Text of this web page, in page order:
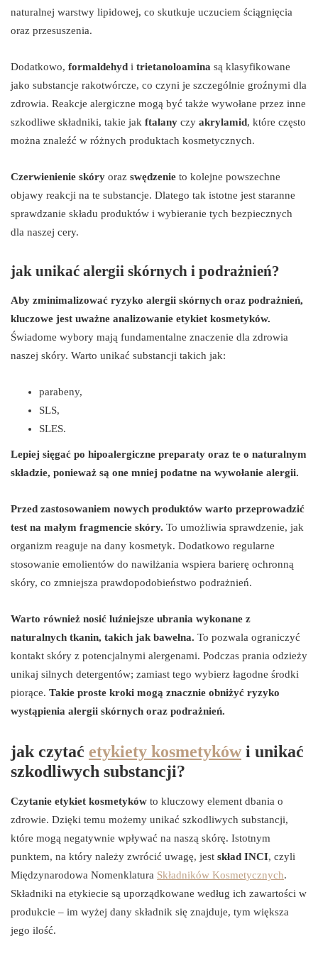
naturalnej warstwy lipidowej, co skutkuje uczuciem ściągnięcia
oraz przesuszenia.
Dodatkowo, formaldehyd i trietanoloamina są klasyfikowane
jako substancje rakotwórcze, co czyni je szczególnie groźnymi dla
zdrowia. Reakcje alergiczne mogą być także wywołane przez inne
szkodliwe składniki, takie jak ftalany czy akrylamid, które często
można znaleźć w różnych produktach kosmetycznych.
Czerwienienie skóry oraz swędzenie to kolejne powszechne
objawy reakcji na te substancje. Dlatego tak istotne jest staranne
sprawdzanie składu produktów i wybieranie tych bezpiecznych
dla naszej cery.
jak unikać alergii skórnych i podrażnień?
Aby zminimalizować ryzyko alergii skórnych oraz podrażnień,
kluczowe jest uważne analizowanie etykiet kosmetyków.
Świadome wybory mają fundamentalne znaczenie dla zdrowia
naszej skóry. Warto unikać substancji takich jak:
parabeny,
SLS,
SLES.
Lepiej sięgać po hipoalergiczne preparaty oraz te o naturalnym
składzie, ponieważ są one mniej podatne na wywołanie alergii.
Przed zastosowaniem nowych produktów warto przeprowadzić
test na małym fragmencie skóry. To umożliwia sprawdzenie, jak
organizm reaguje na dany kosmetyk. Dodatkowo regularne
stosowanie emolientów do nawilżania wspiera barierę ochronną
skóry, co zmniejsza prawdopodobieństwo podrażnień.
Warto również nosić luźniejsze ubrania wykonane z
naturalnych tkanin, takich jak bawełna. To pozwala ograniczyć
kontakt skóry z potencjalnymi alergenami. Podczas prania odzieży
unikaj silnych detergentów; zamiast tego wybierz łagodne środki
piorące. Takie proste kroki mogą znacznie obniżyć ryzyko
wystąpienia alergii skórnych oraz podrażnień.
jak czytać etykiety kosmetyków i unikać
szkodliwych substancji?
Czytanie etykiet kosmetyków to kluczowy element dbania o
zdrowie. Dzięki temu możemy unikać szkodliwych substancji,
które mogą negatywnie wpływać na naszą skórę. Istotnym
punktem, na który należy zwrócić uwagę, jest skład INCI, czyli
Międzynarodowa Nomenklatura Składników Kosmetycznych.
Składniki na etykiecie są uporządkowane według ich zawartości w
produkcie – im wyżej dany składnik się znajduje, tym większa
jego ilość.